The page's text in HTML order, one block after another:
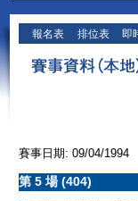
報名表 排位表 即
賽事日期: 09/04/
第 5 場 (404)